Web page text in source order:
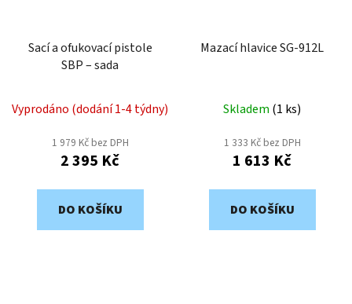
Sací a ofukovací pistole
SBP – sada
Vyprodáno (dodání 1-4 týdny)
1 979 Kč bez DPH
2 395 Kč
DO KOŠÍKU
Mazací hlavice SG-912L
Skladem (1 ks)
1 333 Kč bez DPH
1 613 Kč
DO KOŠÍKU